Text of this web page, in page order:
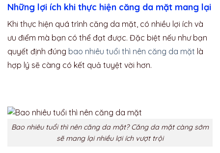
Những lợi ích khi thực hiện căng da mặt mang lại
Khi thực hiện quá trình căng da mặt, có nhiều lợi ích và
ưu điểm mà bạn có thể đạt được. Đặc biệt nếu như bạn
quyết định đúng bao nhiêu tuổi thì nên căng da mặt là
hợp lý sẽ càng có kết quả tuyệt vời hơn.
Bao nhiêu tuổi thì nên căng da mặt? Căng da mặt càng sớm
sẽ mang lại nhiều lợi ích vượt trội